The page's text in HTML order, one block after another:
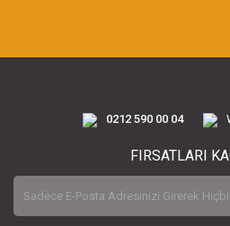
0212 590 00 04
FIRSATLARI